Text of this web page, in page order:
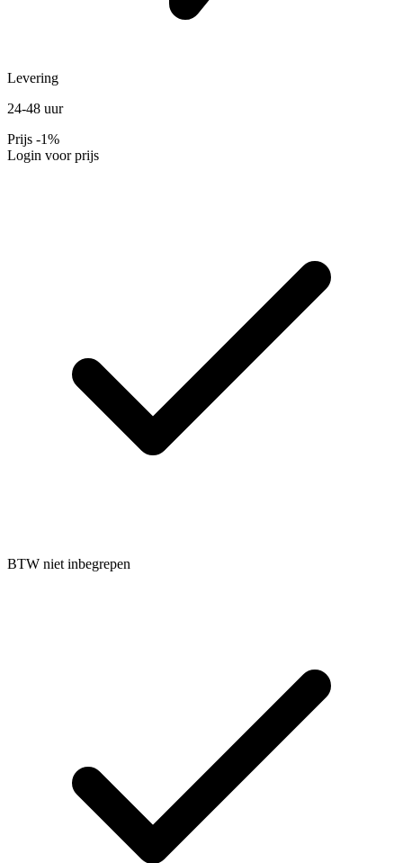
Levering
24-48 uur
Prijs -1%
Login voor prijs
BTW niet inbegrepen